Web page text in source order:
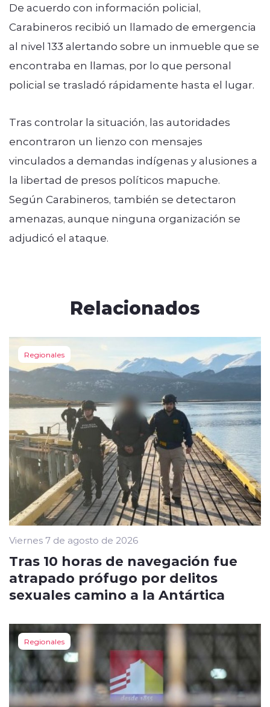
De acuerdo con información policial,
Carabineros recibió un llamado de emergencia
al nivel 133 alertando sobre un inmueble que se
encontraba en llamas, por lo que personal
policial se trasladó rápidamente hasta el lugar.
Tras controlar la situación, las autoridades
encontraron un lienzo con mensajes
vinculados a demandas indígenas y alusiones a
la libertad de presos políticos mapuche.
Según Carabineros, también se detectaron
amenazas, aunque ninguna organización se
adjudicó el ataque.
Relacionados
Regionales
Viernes 7 de agosto de 2026
Tras 10 horas de navegación fue
atrapado prófugo por delitos
sexuales camino a la Antártica
Regionales